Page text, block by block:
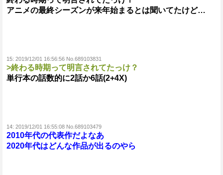
アニメの最終シーズンが来年始まるとは聞いてたけど…
15: 2019/12/01 16:56:56 No.689103831
>終わる時期って明言されてたっけ？
単行本の話数的に2話か6話(2+4X)
14: 2019/12/01 16:55:08 No.689103479
2010年代の代表作だよなあ
2020年代はどんな作品が出るのやら